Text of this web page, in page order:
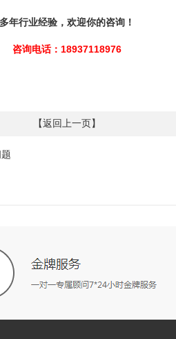
多年行业经验，欢迎你的咨询！
咨询电话：18937118976
【返回上一页】